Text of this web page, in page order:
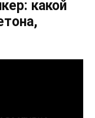
какой